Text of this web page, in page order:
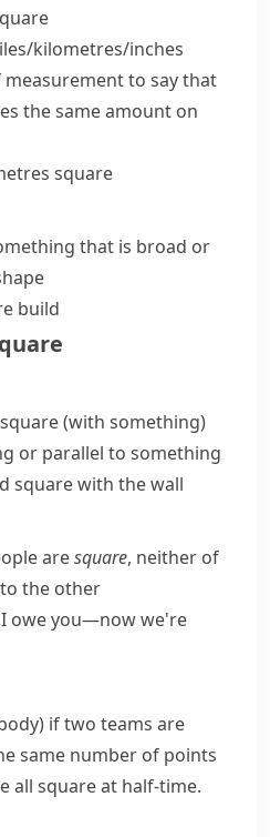
kilometres/inches
to say that
the same amount on
square
that is broad or
build
square (with something)
or parallel to something
square with the wall
aresquare, neither of
the other
I owe you—now we're
if two teams are
same number of points
all squareat half-time.